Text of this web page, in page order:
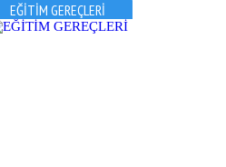
EĞİTİM GEREÇLERİ